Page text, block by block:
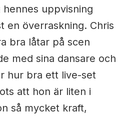
uppvisning
en överraskning. Chris
bra låtar på scen
med sina dansare och
hur bra ett live-set
att hon är liten i
så mycket kraft,